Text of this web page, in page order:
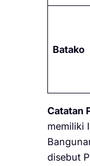
Batako
Catatan
memiliki
disebut